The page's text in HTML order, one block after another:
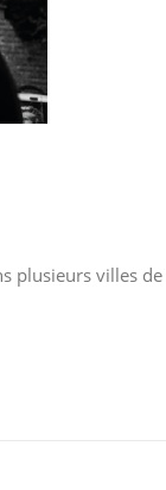
plusieurs villes